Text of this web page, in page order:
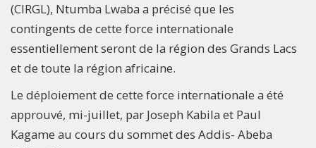
(CIRGL), Ntumba Lwaba a précisé que les
contingents de cette force internationale
essentiellement seront de la région des Grands Lacs
et de toute la région africaine.
Le déploiement de cette force internationale a été
approuvé, mi-juillet, par Joseph Kabila et Paul
Kagame au cours du sommet des Addis- Abeba